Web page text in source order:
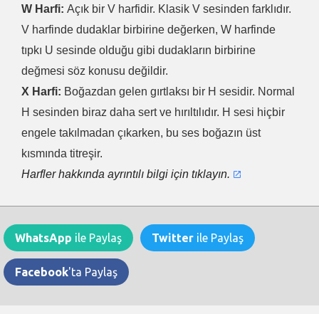
W Harfi: Açık bir V harfidir. Klasik V sesinden farklıdır.
V harfinde dudaklar birbirine değerken, W harfinde
tıpkı U sesinde olduğu gibi dudakların birbirine
değmesi söz konusu değildir.
X Harfi: Boğazdan gelen gırtlaksı bir H sesidir. Normal
H sesinden biraz daha sert ve hırıltılıdır. H sesi hiçbir
engele takılmadan çıkarken, bu ses boğazın üst
kısmında titreşir.
Harfler hakkında ayrıntılı bilgi için tıklayın.
WhatsApp ile Paylaş Twitter ile Paylaş
Facebook'ta Paylaş